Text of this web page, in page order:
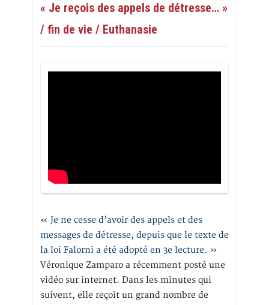
« Je reçois des appels de détresse… »
/ fin de vie / Euthanasie
« Je ne cesse d’avoir des appels et des
messages de détresse, depuis que le texte de
la loi Falorni a été adopté en 3e lecture. »
Véronique Zamparo a récemment posté une
vidéo sur internet. Dans les minutes qui
suivent, elle reçoit un grand nombre de